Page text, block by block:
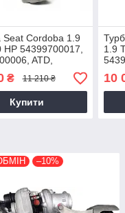
Seat Cordoba 1.9
HP 54399700017,
ATD,
038253056A,
₴ 11 210 ₴
Купити
1.9
10
–10%